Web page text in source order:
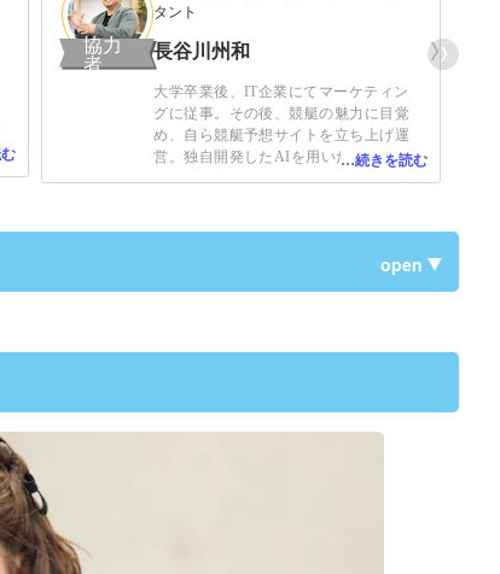
協力
者
タント
長谷川州和
大学卒業後、IT企業にてマーケティン
グに従事。その後、競艇の魅力に目覚
め、自ら競艇予想サイトを立ち上げ運
営。独自開発したAIを用いた予想で、
累計1,000人以上のユーザーを集める
open